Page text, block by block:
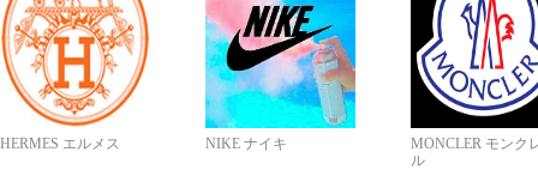
HERMES エルメス NIKE ナイキ
MONCLER モンク
ル